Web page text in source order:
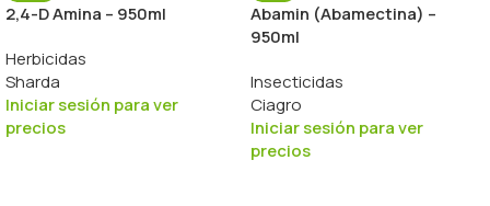
2,4-D Amina – 950ml
Herbicidas
Sharda
Iniciar sesión para ver
precios
Abamin (Abamectina) –
950ml
Insecticidas
Ciagro
Iniciar sesión para ver
precios